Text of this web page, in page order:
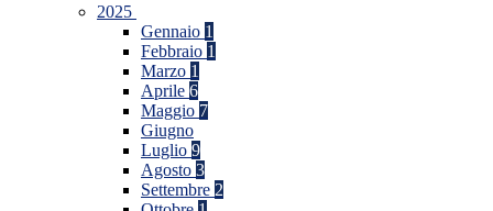
2025
Gennaio 1
Febbraio 1
Marzo 1
Aprile 6
Maggio 7
Giugno
Luglio 9
Agosto 3
Settembre 2